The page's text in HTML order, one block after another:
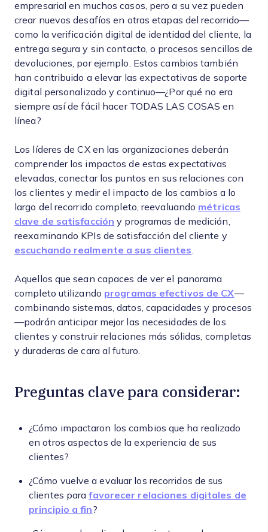
empresarial en muchos casos, pero a su vez pueden
crear nuevos desafíos en otras etapas del recorrido—
como la verificación digital de identidad del cliente, la
entrega segura y sin contacto, o procesos sencillos de
devoluciones, por ejemplo. Estos cambios también
han contribuido a elevar las expectativas de soporte
digital personalizado y continuo—¿Por qué no era
siempre así de fácil hacer TODAS LAS COSAS en
línea?
Los líderes de CX en las organizaciones deberán
comprender los impactos de estas expectativas
elevadas, conectar los puntos en sus relaciones con
los clientes y medir el impacto de los cambios a lo
largo del recorrido completo, reevaluando métricas
clave de satisfacción y programas de medición,
reexaminando KPIs de satisfacción del cliente y
escuchando realmente a sus clientes
Aquellos que sean capaces de ver el panorama
completo utilizando programas efectivos de CX—
combinando sistemas, datos, capacidades y procesos
—podrán anticipar mejor las necesidades de los
clientes y construir relaciones más sólidas, completas
y duraderas de cara al futuro.
Preguntas clave para considerar:
¿Cómo impactaron los cambios que ha realizado
en otros aspectos de la experiencia de sus
clientes?
¿Cómo vuelve a evaluar los recorridos de sus
clientes parafavorecer relaciones digitales de
principio a fin?